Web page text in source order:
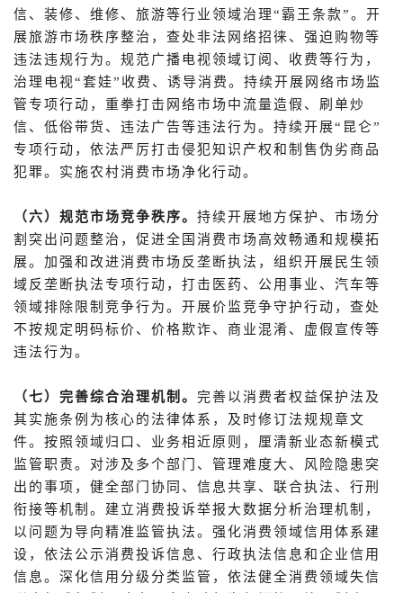
信、装修、维修、旅游等行业领域治理“霸王条款”。开
展旅游市场秩序整治，查处非法网络招徕、强迫购物等
违法违规行为。规范广播电视领域订阅、收费等行为，
治理电视“套娃”收费、诱导消费。持续开展网络市场监
管专项行动，重拳打击网络市场中流量造假、刷单炒
信、低俗带货、违法广告等违法行为。持续开展“昆仑”
专项行动，依法严厉打击侵犯知识产权和制售伪劣商品
犯罪。实施农村消费市场净化行动。
（六）规范市场竞争秩序。 持续开展地方保护、市场分
割突出问题整治，促进全国消费市场高效畅通和规模拓
展。加强和改进消费市场反垄断执法，组织开展民生领
域反垄断执法专项行动，打击医药、公用事业、汽车等
领域排除限制竞争行为。开展价监竞争守护行动，查处
不按规定明码标价、价格欺诈、商业混淆、虚假宣传等
违法行为。
（七）完善综合治理机制。 完善以消费者权益保护法及
其实施条例为核心的法律体系，及时修订法规规章文
件。按照领域归口、业务相近原则，厘清新业态新模式
监管职责。对涉及多个部门、管理难度大、风险隐患突
出的事项，健全部门协同、信息共享、联合执法、行刑
衔接等机制。建立消费投诉举报大数据分析治理机制，
以问题为导向精准监管执法。强化消费领域信用体系建
设，依法公示消费投诉信息、行政执法信息和企业信用
信息。深化信用分级分类监管，依法健全消费领域失信